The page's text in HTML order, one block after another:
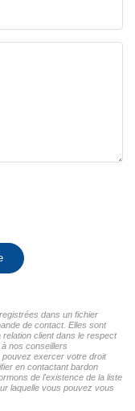
dans un fichier
de contact. Elles sont
client dans le respect
nos conseillers
pouvez exercer votre droit
en contactant bardon
de l'existence de la liste
laquelle vous pouvez vous